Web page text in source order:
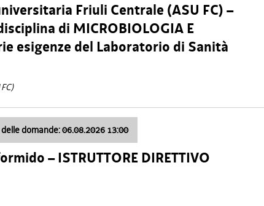
Friuli Centrale (ASU FC) –
di MICROBIOLOGIA E
esigenze del Laboratorio di Sanità
domande: 06.08.2026 13:00
– ISTRUTTORE DIRETTIVO